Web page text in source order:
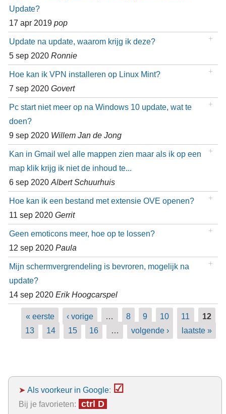
Update?
17 apr 2019 pop
Update na update, waarom krijg ik deze?
5 sep 2020 Ronnie
Hoe kan ik VPN installeren op Linux Mint?
7 sep 2020 Govert
Pc start niet meer op na Windows 10 update, wat te
doen?
9 sep 2020 Willem Jan de Jong
Kan in Gmail wel alle mappen zien maar als ik op een
map klik krijg ik niet de inhoud te...
6 sep 2020 Albert Schuurhuis
Hoe kan ik een bestand met extensie OVE openen?
11 sep 2020 Gerrit
Geen emoticons meer, hoe op te lossen?
12 sep 2020 Paula
Mijn schermvergrendeling is bevroren, mogelijk na
update?
14 sep 2020 Erik Hoogcarspel
Pagina's
« eerste ‹ vorige … 8 9 10 11
12
13
14 15 16 … volgende › laatste »
➤ Als voorkeur in Google: ☑
Bij je favorieten: ctrl D